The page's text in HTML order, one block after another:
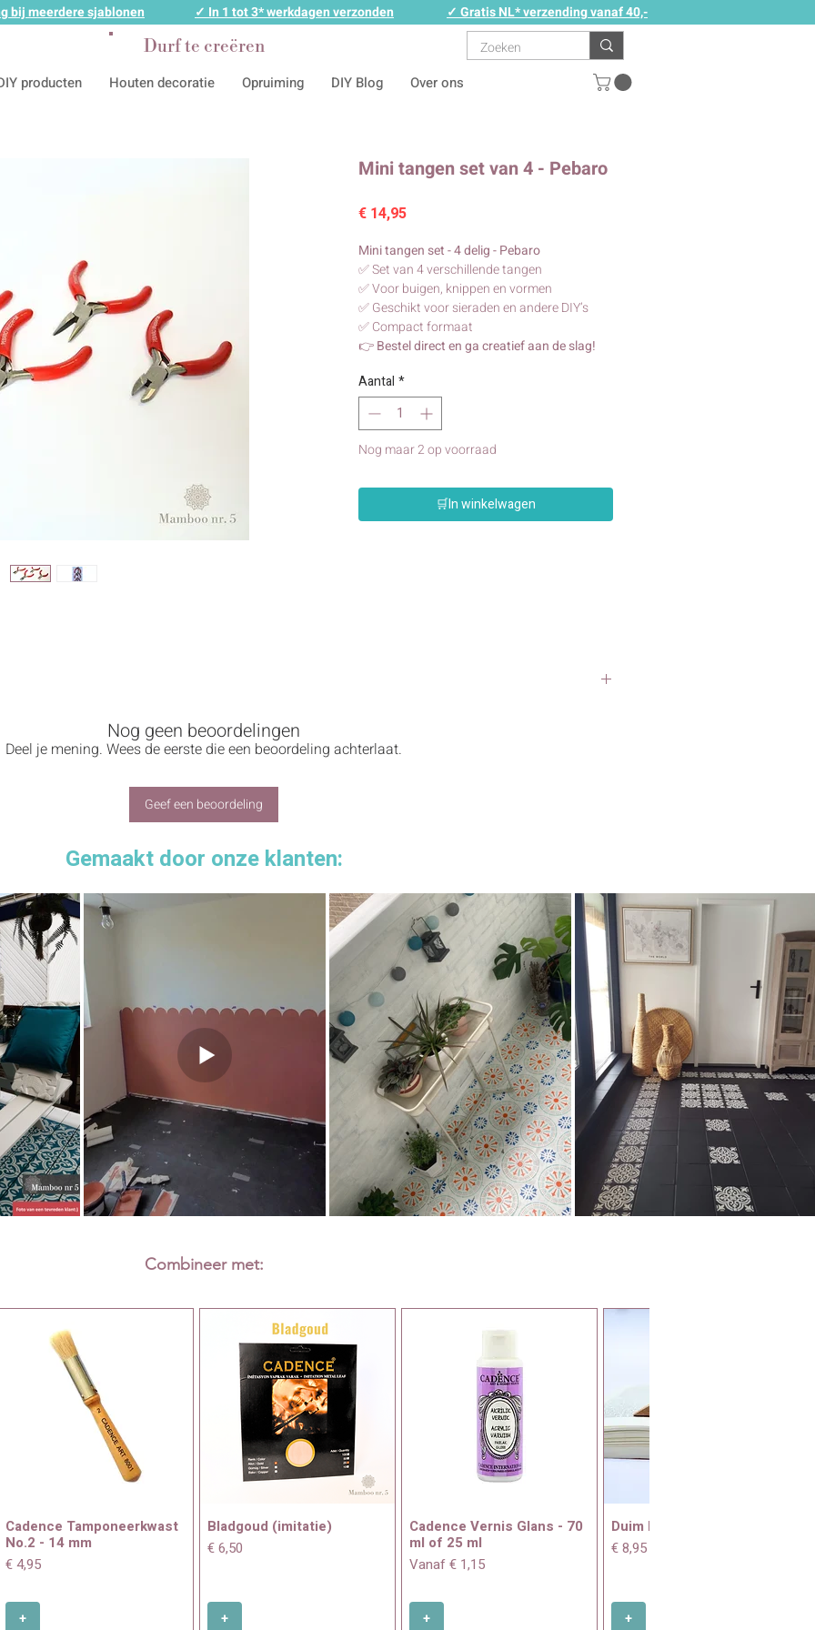
bij meerdere sjablonen ✓ In 1 tot 3* werkdagen verzonden ✓ Gratis NL* verzending vanaf 40,-
Durf te creëren
producten Houten decoratie Opruiming DIY Blog Over ons
Mini tangen set van 4 - Pebaro
€ 14,95Prijs
Mini tangen set - 4 delig - Pebaro
✅ Set van 4 verschillende tangen
✅ Voor buigen, knippen en vormen
✅ Geschikt voor sieraden en andere DIY’s
✅ Compact formaat
👉Bestel direct en ga creatief aan de slag!
Aantal *
Nog maar 2 op voorraad
🛒In winkelwagen
fijn knutselwerk, zoals sieraden maken, draad buigen of metaalbloemen maken. Deze hobbytangen zijn
creatieve projecten.
om klein draadwerk mee te doen.
Nog geen beoordelingen
Deel je mening. Wees de eerste die een beoordeling achterlaat.
Geef een beoordeling
Gemaakt door onze klanten:
Combineer met:
Cadence Tamponeerkwast
No.2 - 14 mm
Prijs
€ 4,95
+
Bladgoud (imitatie)
Prijs
€ 6,50
+
Cadence Vernis Glans - 70
ml of 25 ml
Vanaf€ 1,15
Verkoopprijs
+
Duim boekenhouder
Prijs
€ 8,95
+